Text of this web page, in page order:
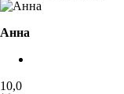
Анна
10,0